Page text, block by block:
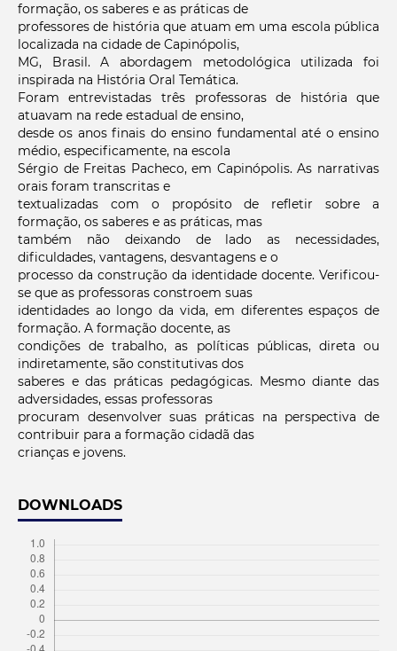
formação, os saberes e as práticas de
professores de história que atuam em uma escola pública
localizada na cidade de Capinópolis,
MG, Brasil. A abordagem metodológica utilizada foi
inspirada na História Oral Temática.
Foram entrevistadas três professoras de história que
atuavam na rede estadual de ensino,
desde os anos finais do ensino fundamental até o ensino
médio, especificamente, na escola
Sérgio de Freitas Pacheco, em Capinópolis. As narrativas
orais foram transcritas e
textualizadas com o propósito de refletir sobre a
formação, os saberes e as práticas, mas
também não deixando de lado as necessidades,
dificuldades, vantagens, desvantagens e o
processo da construção da identidade docente. Verificou-
se que as professoras constroem suas
identidades ao longo da vida, em diferentes espaços de
formação. A formação docente, as
condições de trabalho, as políticas públicas, direta ou
indiretamente, são constitutivas dos
saberes e das práticas pedagógicas. Mesmo diante das
adversidades, essas professoras
procuram desenvolver suas práticas na perspectiva de
contribuir para a formação cidadã das
crianças e jovens.
DOWNLOADS